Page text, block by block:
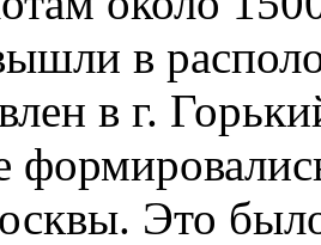
в
в г.
Это